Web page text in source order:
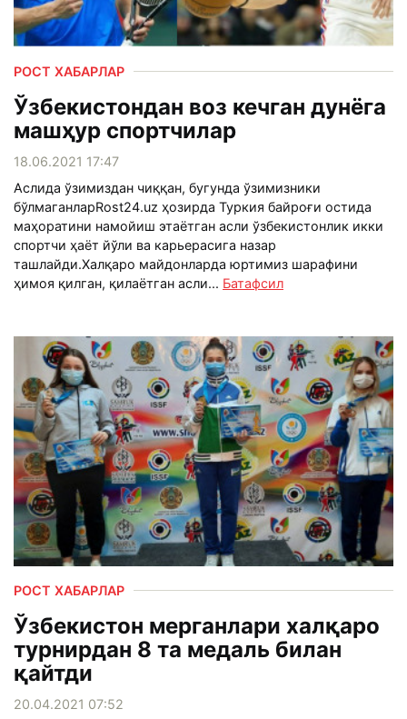
РОСТ ХАБАРЛАР
Ўзбекистондан воз кечган дунёга
машҳур спортчилар
18.06.2021 17:47
Аслида ўзимиздан чиққан, бугунда ўзимизники
бўлмаганларRost24.uz ҳозирда Туркия байроғи остида
маҳоратини намойиш этаётган асли ўзбекистонлик икки
спортчи ҳаёт йўли ва карьерасига назар
ташлайди.Халқаро майдонларда юртимиз шарафини
ҳимоя қилган, қилаётган асли... Батафсил
РОСТ ХАБАРЛАР
Ўзбекистон мерганлари халқаро
турнирдан 8 та медаль билан
қайтди
20.04.2021 07:52